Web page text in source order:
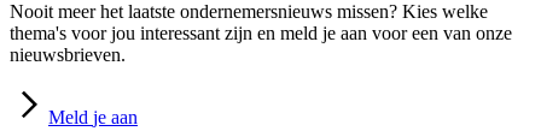
Nooit meer het laatste ondernemersnieuws missen? Kies welke
thema's voor jou interessant zijn en meld je aan voor een van onze
nieuwsbrieven.
Meld je aan